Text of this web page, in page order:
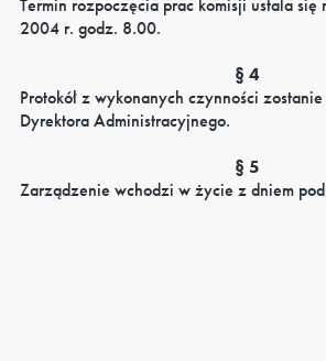
2004 r. godz. 8.00.
§ 4
Protokół z wykonanych czynności
Dyrektora Administracyjnego.
§ 5
Zarządzenie wchodzi w życie z dniem